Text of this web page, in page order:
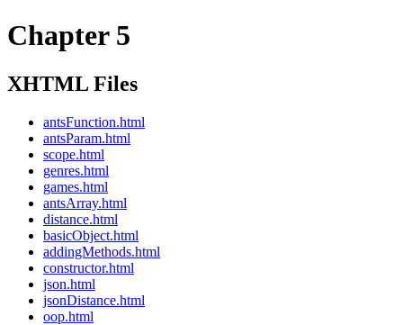
Chapter 5
XHTML Files
antsFunction.html
antsParam.html
scope.html
genres.html
games.html
antsArray.html
distance.html
basicObject.html
addingMethods.html
constructor.html
json.html
jsonDistance.html
oop.html